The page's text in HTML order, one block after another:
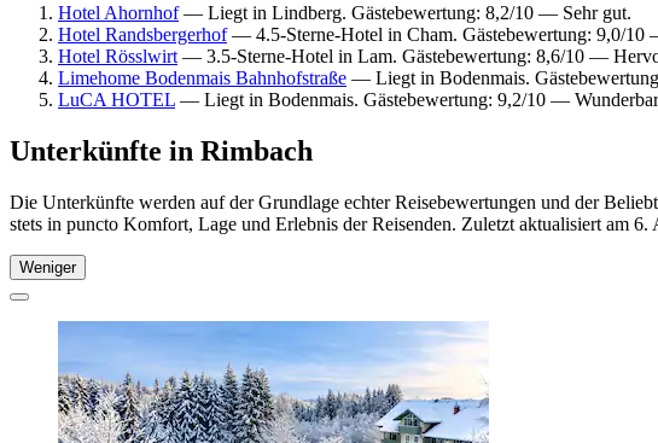
Hotel Ahornhof— Liegt in Lindberg. Gästebewertung: 8,2/10 — Sehr gut.
Hotel Randsbergerhof— 4.5-Sterne-Hotel in Cham. Gästebewertung: 9,0/10
Hotel Rösslwirt — 3.5-Sterne-Hotel in Lam. Gästebewertung: 8,6/10 —
Limehome Bodenmais Bahnhofstraße — Liegt in Bodenmais.
LuCA HOTEL — Liegt in Bodenmais. Gästebewertung: 9,2/10 —
Unterkünfte in Rimbach
Die Unterkünfte werden auf der Grundlage echter Reisebewertungen und der
stets in puncto Komfort, Lage und Erlebnis der Reisenden. Zuletzt aktualisiert am 6.
Weniger